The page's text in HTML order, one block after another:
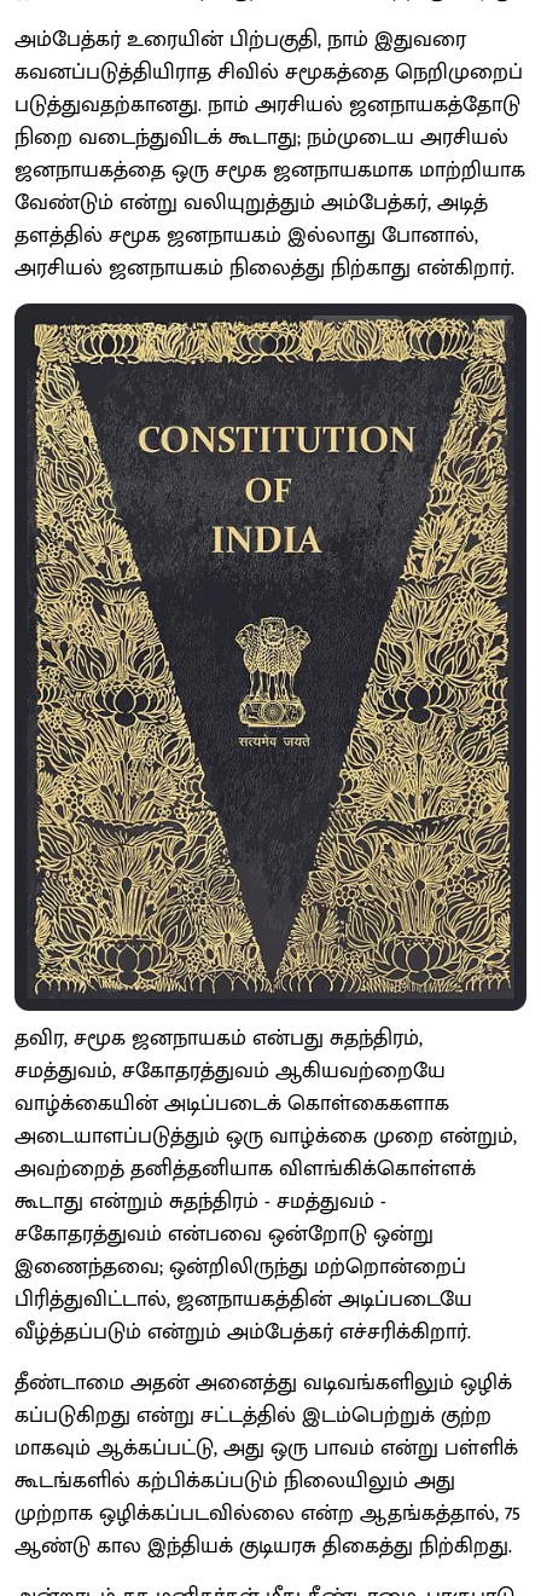
அம்பேத்கர் உரையின் பிற்பகுதி, நாம் இதுவரை
கவனப்​படுத்​தி​யிராத சிவில் சமூகத்தை நெறிமுறைப்​
படுத்து​வதற்​கானது. நாம் அரசியல் ஜனநாயகத்தோடு
நிறை வடைந்​து​விடக் கூடாது; நம்முடைய அரசியல்
ஜனநாயகத்தை ஒரு சமூக ஜனநாயகமாக மாற்றியாக
வேண்டும் என்று வலியுறுத்தும் அம்பேத்கர், அடித்​
தளத்தில் சமூக ஜனநாயகம் இல்லாது போனால்,
அரசியல் ஜனநாயகம் நிலைத்து நிற்காது என்கிறார்.
தவிர, சமூக ஜனநாயகம் என்பது சுதந்​திரம்,
சமத்துவம், சகோதரத்துவம் ஆகியவற்றையே
வாழ்க்கையின் அடிப்​படைக் கொள்கைகளாக
அடையாளப்​படுத்தும் ஒரு வாழ்க்கை முறை என்றும்,
அவற்றைத் தனித்​தனியாக விளங்​கிக்​கொள்ளக்
கூடாது என்றும் சுதந்​திரம் - சமத்துவம் -
சகோதரத்துவம் என்பவை ஒன்றோடு ஒன்று
இணைந்தவை; ஒன்றி​லிருந்து மற்றொன்றைப்
பிரித்து​விட்​டால், ஜனநாயகத்தின் அடிப்​படையே
வீழ்த்​தப்​படும் என்றும் அம்பேத்கர் எச்சரிக்​கிறார்.
தீண்டாமை அதன் அனைத்து வடிவங்​களிலும் ஒழிக்​
கப்​படு​கிறது என்று சட்டத்தில் இடம்பெற்றுக் குற்ற​
மாகவும் ஆக்கப்​பட்டு, அது ஒரு பாவம் என்று பள்ளிக்​
கூடங்​களில் கற்பிக்​கப்​படும் நிலையிலும் அது
முற்றாக ஒழிக்​கப்​பட​வில்லை என்ற ஆதங்கத்​தால், 75
ஆண்டு கால இந்தியக் குடியரசு திகைத்து நிற்கிறது.